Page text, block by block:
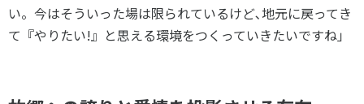
い。今はそういった場は限られているけど､地元に戻ってき
て『やりたい!』と思える環境をつくっていきたいですね」